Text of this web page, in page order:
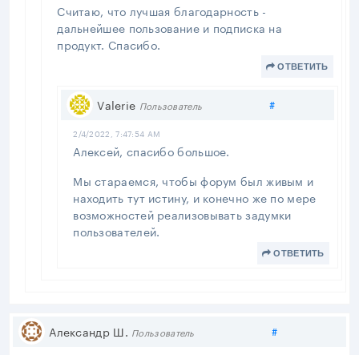
Считаю, что лучшая благодарность -
дальнейшее пользование и подписка на
продукт. Спасибо.
ОТВЕТИТЬ
Valerie Пользователь #Поделиться
2/4/2022, 7:47:54 AM
Алексей, спасибо большое.
Мы стараемся, чтобы форум был живым и
находить тут истину, и конечно же по мере
возможностей реализовывать задумки
пользователей.
ОТВЕТИТЬ
Александр Ш. Пользователь #Поделиться